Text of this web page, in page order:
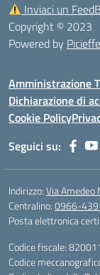
Inviaci un
Copyright © 2023
Powered by
Amministrazione
Dichiarazione di
Cookie Policy
Seguici su:
Indirizzo:Via Amedeo
Centralino:0966-
Posta elettronica
Codice fiscale:
Codice